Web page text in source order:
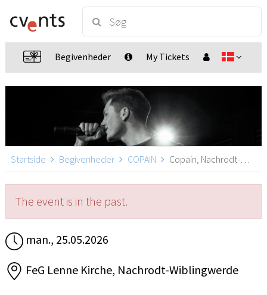
Begivenheder My Tickets
Startside Begivenheder COPAIN Copain, Nachrodt-Wiblingwerde
The event is in the past.
man., 25.05.2026
FeG Lenne Kirche, Nachrodt-Wiblingwerde